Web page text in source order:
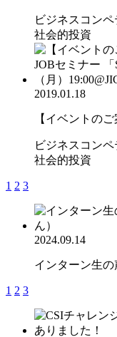
ビジネスコン
社会的投資
2019.01.18
【イベントの
ビジネスコン
社会的投資
1 2 3
2024.09.14
インターン生の
1 2 3